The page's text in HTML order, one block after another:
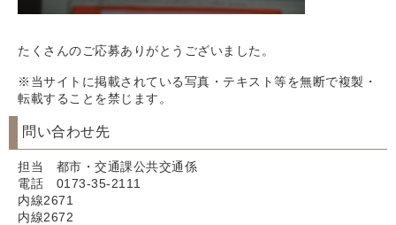
たくさんのご応募ありがとうございました。
※当サイトに掲載されている写真・テキスト等を無断で複製・
転載することを禁じます。
問い合わせ先
担当 都市・交通課公共交通係
電話 0173-35-2111
内線2671
内線2672